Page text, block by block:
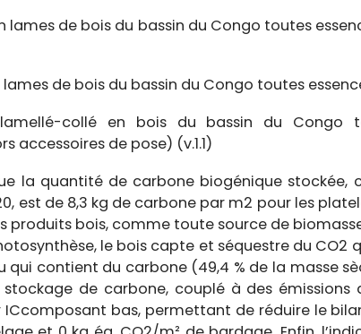
lames de bois du bassin du Congo toutes
lames de bois du bassin du Congo toutes
lamellé-collé en bois du bassin du Congo
accessoires de pose) (v.1.1)
la quantité de carbone biogénique stockée,
est de 8,3 kg de carbone par m2 pour les
produits bois, comme toute source de
le bois capte et séquestre du CO2
qui contient du carbone (49,4 % de la masse
stockage de carbone, couplé à des
bas, permettant de réduire le